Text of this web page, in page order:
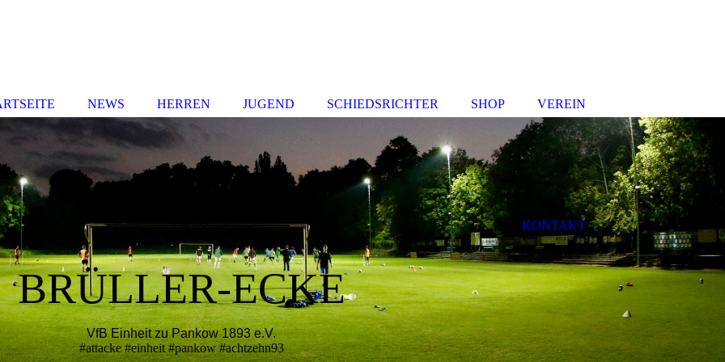
BRÜLLER-ECKE
VfB Einheit zu Pankow 1893 e.V.
#attacke #einheit #pankow #achtzehn93
NEWS HERREN JUGEND SCHIEDSRICHTER SHOP VEREIN
KONTAKT